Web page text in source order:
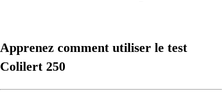
Apprenez comment utiliser le test
Colilert 250